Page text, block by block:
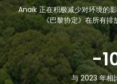
Anaïk 正在积极减少对环境的
《巴黎协定》在所有排
-
与 2023 年相